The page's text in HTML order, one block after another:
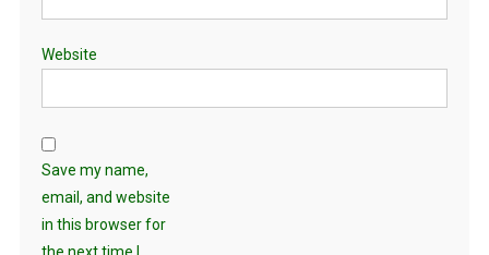
Website
Save my name,
email, and website
in this browser for
the next time I